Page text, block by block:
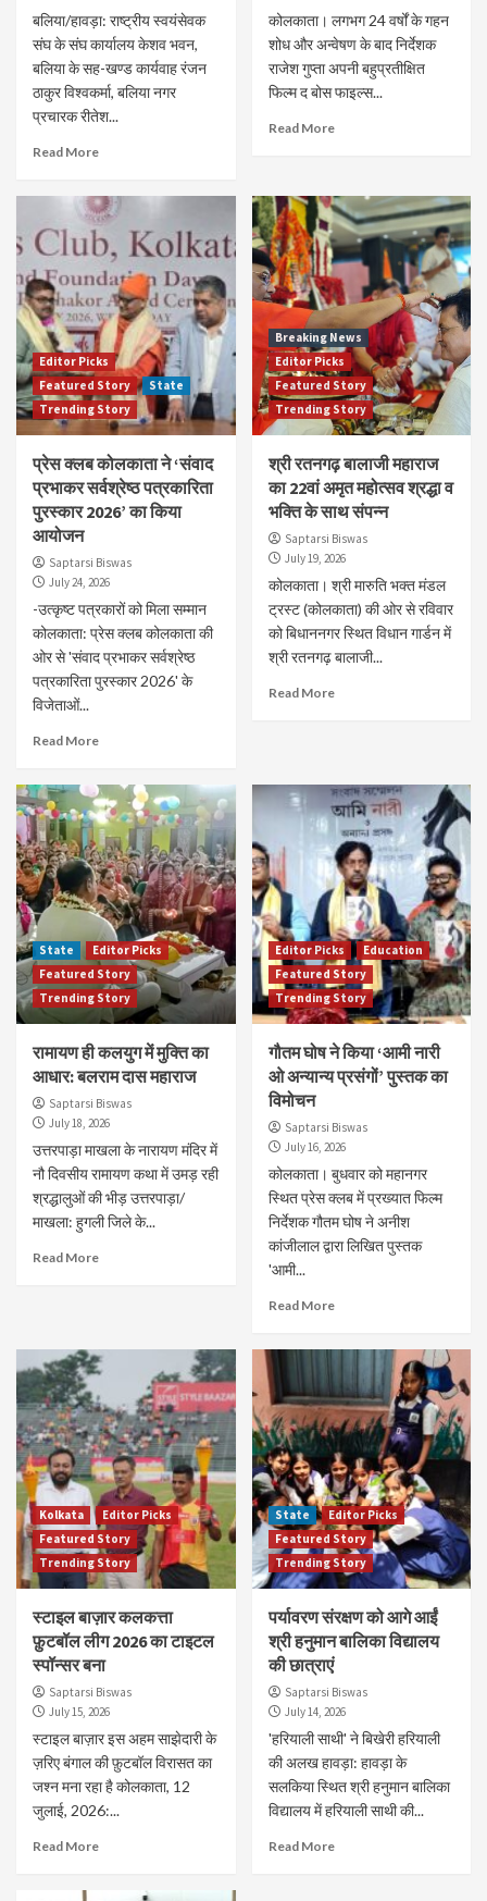
बलिया/हावड़ा: राष्ट्रीय स्वयंसेवक
संघ के संघ कार्यालय केशव भवन,
बलिया के सह-खण्ड कार्यवाह रंजन
ठाकुर विश्वकर्मा, बलिया नगर
प्रचारक रीतेश...
Read More
कोलकाता। लगभग 24 वर्षों के गहन
शोध और अन्वेषण के बाद निर्देशक
राजेश गुप्ता अपनी बहुप्रतीक्षित
फिल्म द बोस फाइल्स...
Read More
Editor Picks
Featured Story
State
Trending Story
प्रेस क्लब कोलकाता ने ‘संवाद
प्रभाकर सर्वश्रेष्ठ पत्रकारिता
पुरस्कार 2026’ का किया
आयोजन
Saptarsi Biswas
July 24, 2026
-उत्कृष्ट पत्रकारों को मिला सम्मान
कोलकाता: प्रेस क्लब कोलकाता की
ओर से 'संवाद प्रभाकर सर्वश्रेष्ठ
पत्रकारिता पुरस्कार 2026' के
विजेताओं...
Read More
Breaking News
Editor Picks
Featured Story
Trending Story
श्री रतनगढ़ बालाजी महाराज
का 22वां अमृत महोत्सव श्रद्धा व
भक्ति के साथ संपन्न
Saptarsi Biswas
July 19, 2026
कोलकाता। श्री मारुति भक्त मंडल
ट्रस्ट (कोलकाता) की ओर से रविवार
को बिधाननगर स्थित विधान गार्डन में
श्री रतनगढ़ बालाजी...
Read More
State
Editor Picks
Featured Story
Trending Story
रामायण ही कलयुग में मुक्ति का
आधार: बलराम दास महाराज
Saptarsi Biswas
July 18, 2026
उत्तरपाड़ा माखला के नारायण मंदिर में
नौ दिवसीय रामायण कथा में उमड़ रही
श्रद्धालुओं की भीड़ ​उत्तरपाड़ा/
माखला: हुगली जिले के...
Read More
Editor Picks
Education
Featured Story
Trending Story
गौतम घोष ने किया ‘आमी नारी
ओ अन्यान्य प्रसंगों’ पुस्तक का
विमोचन
Saptarsi Biswas
July 16, 2026
कोलकाता। बुधवार को महानगर
स्थित प्रेस क्लब में प्रख्यात फिल्म
निर्देशक गौतम घोष ने अनीश
कांजीलाल द्वारा लिखित पुस्तक
'आमी...
Read More
Kolkata
Editor Picks
Featured Story
Trending Story
स्टाइल बाज़ार कलकत्ता
फ़ुटबॉल लीग 2026 का टाइटल
स्पॉन्सर बना
Saptarsi Biswas
July 15, 2026
स्टाइल बाज़ार इस अहम साझेदारी के
ज़रिए बंगाल की फ़ुटबॉल विरासत का
जश्न मना रहा है कोलकाता, 12
जुलाई, 2026:...
Read More
State
Editor Picks
Featured Story
Trending Story
पर्यावरण संरक्षण को आगे आईं
श्री हनुमान बालिका विद्यालय
की छात्राएं
Saptarsi Biswas
July 14, 2026
'हरियाली साथी' ने बिखेरी हरियाली
की अलख हावड़ा: हावड़ा के
सलकिया स्थित श्री हनुमान बालिका
विद्यालय में हरियाली साथी की...
Read More